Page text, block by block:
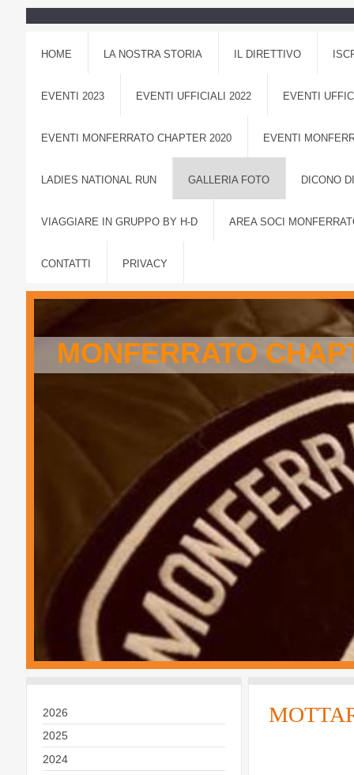
HOME LA NOSTRA STORIA IL DIRETTIVO
EVENTI 2023 EVENTI UFFICIALI 2022 EVENTI
EVENTI MONFERRATO CHAPTER 2020 EVENTI
LADIES NATIONAL RUN GALLERIA FOTO DICONO
VIAGGIARE IN GRUPPO BY H-D AREA SOCI
CONTATTI PRIVACY
MONFERRATO
2026
2025
2024